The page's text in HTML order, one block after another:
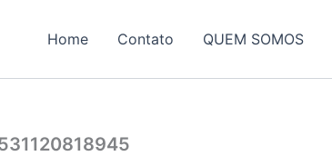
Home Contato QUEM SOMOS